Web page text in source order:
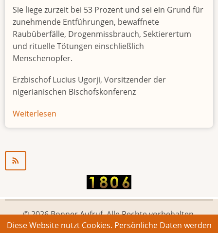
Sie liege zurzeit bei 53 Prozent und sei ein Grund für
zunehmende Entführungen, bewaffnete
Raubüberfälle, Drogenmissbrauch, Sektierertum
und rituelle Tötungen einschließlich
Menschenopfer.
Erzbischof Lucius Ugorji, Vorsitzender der
nigerianischen Bischofskonferenz
Weiterlesen
Jugendarbeitslosigkeit
© 2026 Bonner Aufruf. Alle Rechte vorbehalten.
Diese Website nutzt Cookies. Persönliche Daten werden